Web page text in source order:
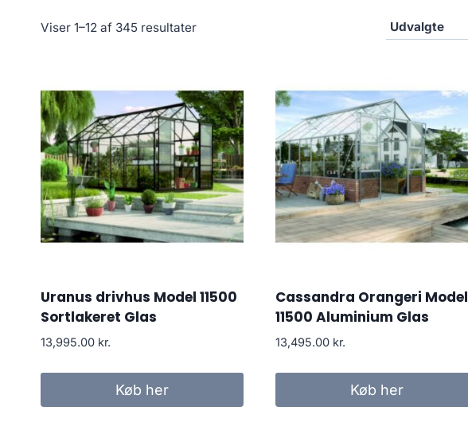
Viser 1–12 af 345 resultater
Uranus drivhus Model 11500
Sortlakeret Glas
13,995.00 kr.
Køb her
Cassandra Orangeri Model
11500 Aluminium Glas
13,495.00 kr.
Køb her